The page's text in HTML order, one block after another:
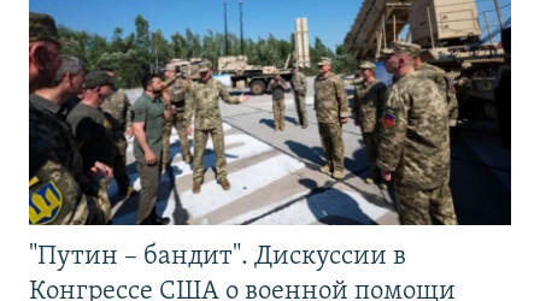
"Путин – бандит". Дискуссии в
Конгрессе США о военной помощи